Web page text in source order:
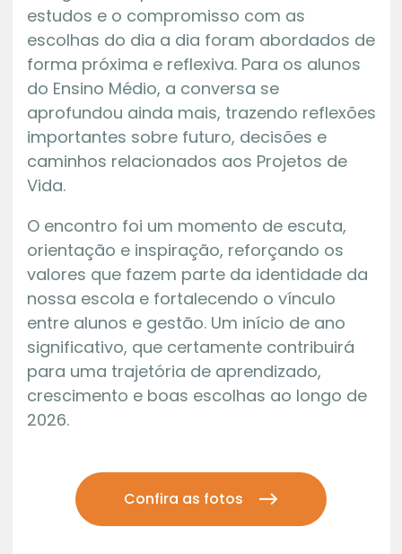
estudos e o compromisso com as
escolhas do dia a dia foram abordados de
forma próxima e reflexiva. Para os alunos
do Ensino Médio, a conversa se
aprofundou ainda mais, trazendo reflexões
importantes sobre futuro, decisões e
caminhos relacionados aos Projetos de
Vida.
O encontro foi um momento de escuta,
orientação e inspiração, reforçando os
valores que fazem parte da identidade da
nossa escola e fortalecendo o vínculo
entre alunos e gestão. Um início de ano
significativo, que certamente contribuirá
para uma trajetória de aprendizado,
crescimento e boas escolhas ao longo de
2026.
Confira as fotos